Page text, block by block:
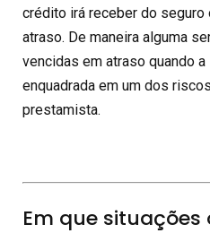
crédito irá receber do seguro
atraso. De maneira alguma
vencidas em atraso quando
enquadrada em um dos
prestamista.
Em que